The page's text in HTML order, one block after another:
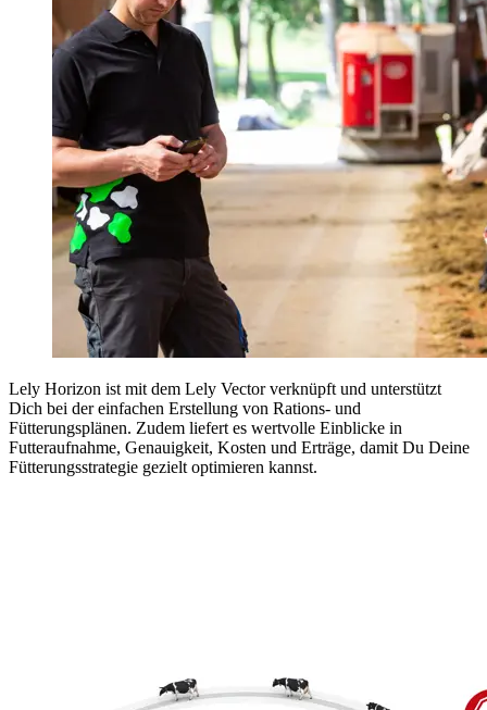
Lely Horizon ist mit dem Lely Vector verknüpft und unterstützt
Dich bei der einfachen Erstellung von Rations- und
Fütterungsplänen. Zudem liefert es wertvolle Einblicke in
Futteraufnahme, Genauigkeit, Kosten und Erträge, damit Du Deine
Fütterungsstrategie gezielt optimieren kannst.